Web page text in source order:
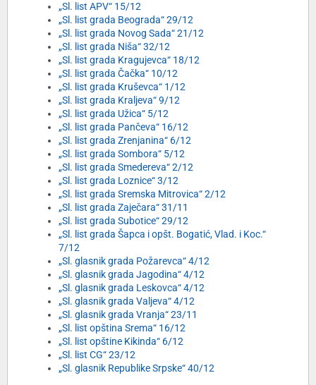
„Sl. list APV“ 15/12
„Sl. list grada Beograda“ 29/12
„Sl. list grada Novog Sada“ 21/12
„Sl. list grada Niša“ 32/12
„Sl. list grada Kragujevca“ 18/12
„Sl. list grada Čačka“ 10/12
„Sl. list grada Kruševca“ 1/12
„Sl. list grada Kraljeva“ 9/12
„Sl. list grada Užica“ 5/12
„Sl. list grada Pančeva“ 16/12
„Sl. list grada Zrenjanina“ 6/12
„Sl. list grada Sombora“ 5/12
„Sl. list grada Smedereva“ 2/12
„Sl. list grada Loznice“ 3/12
„Sl. list grada Sremska Mitrovica“ 2/12
„Sl. list grada Zaječara“ 31/11
„Sl. list grada Subotice“ 29/12
„Sl. list grada Šapca i opšt. Bogatić, Vlad. i Koc.“
7/12
„Sl. glasnik grada Požarevca“ 4/12
„Sl. glasnik grada Jagodina“ 4/12
„Sl. glasnik grada Leskovca“ 4/12
„Sl. glasnik grada Valjeva“ 4/12
„Sl. glasnik grada Vranja“ 23/11
„Sl. list opština Srema“ 16/12
„Sl. list opštine Kikinda“ 6/12
„Sl. list CG“ 23/12
„Sl. glasnik Republike Srpske“ 40/12